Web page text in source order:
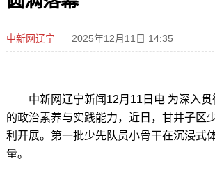
中新网辽宁 2025年12月11日 14:35
中新网辽宁新闻12月11日电 为深入贯
的政治素养与实践能力，近日，甘井子区
利开展。第一批少先队员小骨干在沉浸式
量。